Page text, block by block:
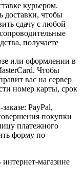
курьером.
доставки, чтобы
сдачу с любой
получаете
или оформлении в
Чтобы
вас на сервер
номер карты, срок
PayPal,
покупки
платежного
форму по
магазине